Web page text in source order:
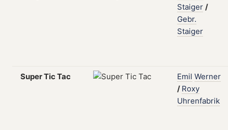
Staiger /
Gebr.
Staiger
Super Tic Tac Emil Werner
/ Roxy
Uhrenfabrik